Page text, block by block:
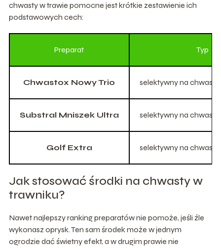
chwasty w trawie pomocne jest krótkie zestawienie ich
podstawowych cech:
Preparat Typ
Chwastox Nowy Trio selektywny na
Substral Mniszek Ultra selektywny na
Golf Extra selektywny na
Jak stosować środki na chwasty w
trawniku?
Nawet najlepszy ranking preparatów nie pomoże, jeśli źle
wykonasz oprysk. Ten sam środek może w jednym
ogrodzie dać świetny efekt, a w drugim prawie nie